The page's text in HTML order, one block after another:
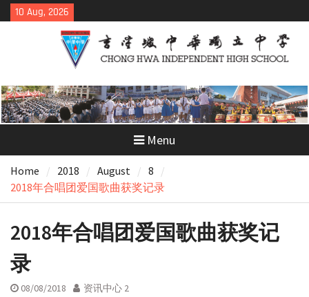
Skip
to
10 Aug, 2026
Menu
Home 2018 August
8
2018年合唱团爱国歌曲获奖记录
2018年合唱团爱国歌曲获奖记
录
08/08/2018 资讯中心 2